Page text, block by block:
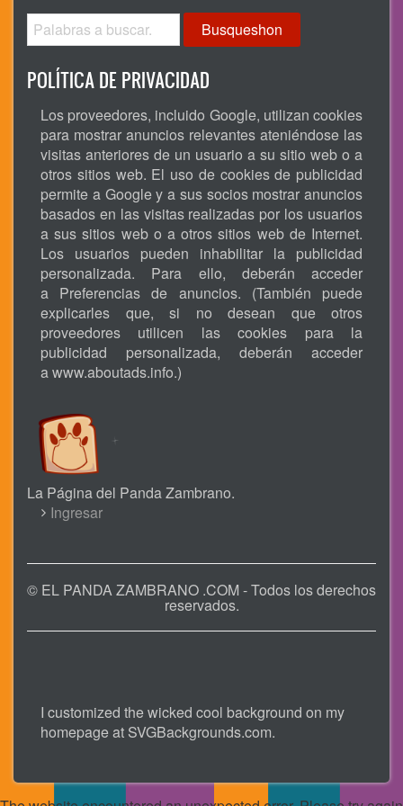
Busqueshon
POLÍTICA DE PRIVACIDAD
Los proveedores, incluido Google, utilizan cookies
para mostrar anuncios relevantes ateniéndose las
visitas anteriores de un usuario a su sitio web o a
otros sitios web. El uso de cookies de publicidad
permite a Google y a sus socios mostrar anuncios
basados en las visitas realizadas por los usuarios
a sus sitios web o a otros sitios web de Internet.
Los usuarios pueden inhabilitar la publicidad
personalizada. Para ello, deberán acceder
a Preferencias de anuncios. (También puede
explicarles que, si no desean que otros
proveedores utilicen las cookies para la
publicidad personalizada, deberán acceder
a www.aboutads.info.)
La Página del Panda Zambrano.
USER
MENU
Ingresar
© EL PANDA ZAMBRANO .COM - Todos los derechos
reservados.
I customized the wicked cool background on my
homepage at SVGBackgrounds.com.